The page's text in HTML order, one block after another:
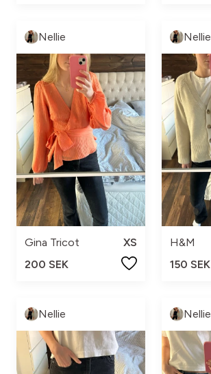
Nellie
Gina Tricot
XS
200 SEK
Nellie
H&M
150 SEK
Nellie Nellie